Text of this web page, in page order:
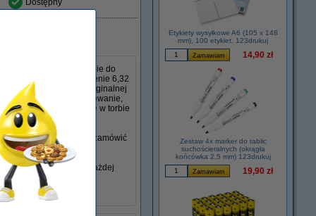
Dostępny
specjalnie do
napięcie 19 V i natężenie 6,32
jako zamiennik oryginalnej
i stabilne ładowanie,
z łatwością zmieści się w torbie
nie posiadasz, możesz zamówić
swojego laptopa w każdej
Etykiety wysyłkowe A6 (105 x 148
mm), 100 etykiet, 123drukuj
14,90 zł
Zestaw 4x marker do tablic
suchościeralnych (okrągła
końcówka 2,5 mm) 123drukuj
19,90 zł